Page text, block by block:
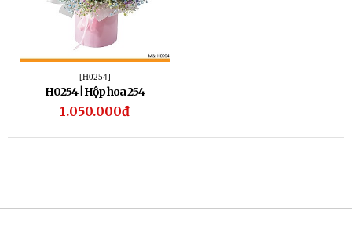
[H0254]
H0254 | Hộp hoa 254
1.050.000đ